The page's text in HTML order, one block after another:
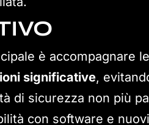
è accompagnare
significative,
di sicurezza non più
con software e